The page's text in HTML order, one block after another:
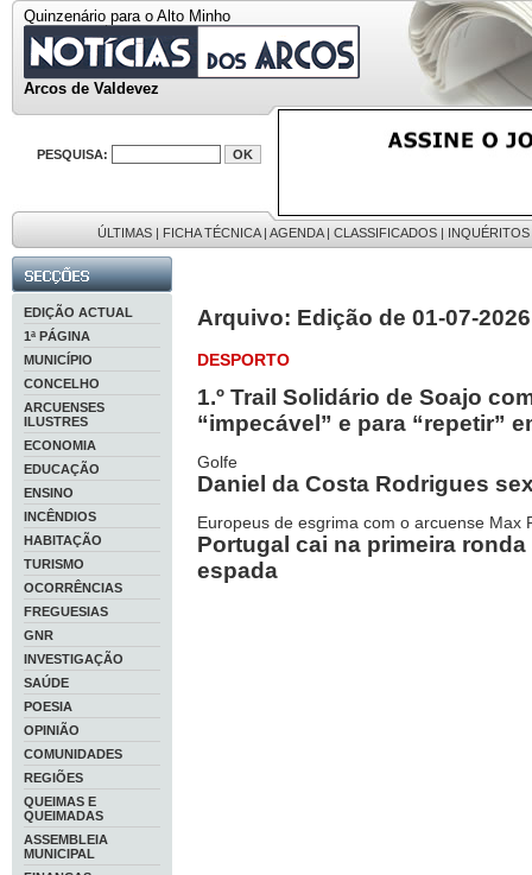
Quinzenário para o Alto Minho
Arcos de Valdevez
PESQUISA:
ÚLTIMAS | FICHA TÉCNICA| AGENDA| CLASSIFICADOS | INQUÉRITOS
EDIÇÃO ACTUAL
1ª PÁGINA
MUNICÍPIO
CONCELHO
ARCUENSES
ILUSTRES
ECONOMIA
EDUCAÇÃO
ENSINO
INCÊNDIOS
HABITAÇÃO
TURISMO
OCORRÊNCIAS
FREGUESIAS
GNR
INVESTIGAÇÃO
SAÚDE
POESIA
OPINIÃO
COMUNIDADES
REGIÕES
QUEIMAS E
QUEIMADAS
ASSEMBLEIA
MUNICIPAL
Arquivo: Edição de 01-07-2026
DESPORTO
1.º Trail Solidário de Soajo
“impecável” e para “repetir”
Golfe
Daniel da Costa Rodrigues
Europeus de esgrima com o arcuense Max
Portugal cai na primeira
espada